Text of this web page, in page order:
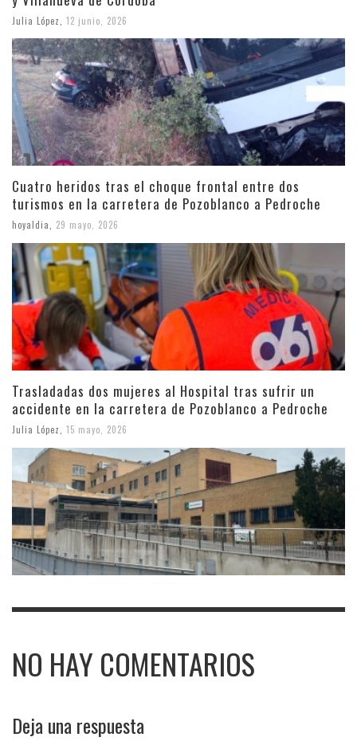
Julia López 12 junio, 2026
Cuatro heridos tras el choque frontal entre dos
turismos en la carretera de Pozoblanco a Pedroche
hoyaldia, 29 mayo, 2026
Trasladadas dos mujeres al Hospital tras sufrir un
accidente en la carretera de Pozoblanco a Pedroche
Julia López 15 mayo, 2026
NO HAY COMENTARIOS
Deja una respuesta